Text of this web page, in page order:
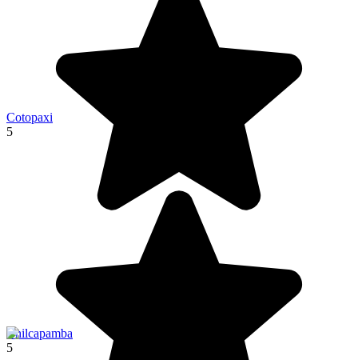
Cotopaxi
5
Chilcapamba
5